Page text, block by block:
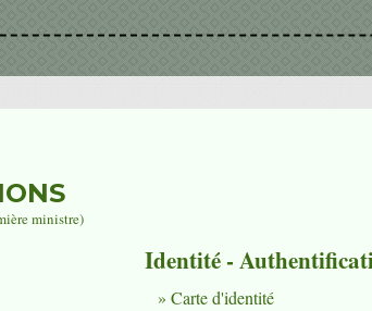
ministre)
Identité -
Carte d'identité